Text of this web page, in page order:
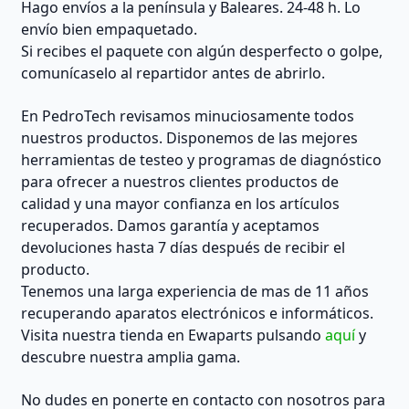
Hago envíos a la península y Baleares. 24-48 h. Lo
envío bien empaquetado.
Si recibes el paquete con algún desperfecto o golpe,
comunícaselo al repartidor antes de abrirlo.
En PedroTech revisamos minuciosamente todos
nuestros productos. Disponemos de las mejores
herramientas de testeo y programas de diagnóstico
para ofrecer a nuestros clientes productos de
calidad y una mayor confianza en los artículos
recuperados. Damos garantía y aceptamos
devoluciones hasta 7 días después de recibir el
producto.
Tenemos una larga experiencia de mas de 11 años
recuperando aparatos electrónicos e informáticos.
Visita nuestra tienda en Ewaparts pulsando aquíy
descubre nuestra amplia gama.
No dudes en ponerte en contacto con nosotros para